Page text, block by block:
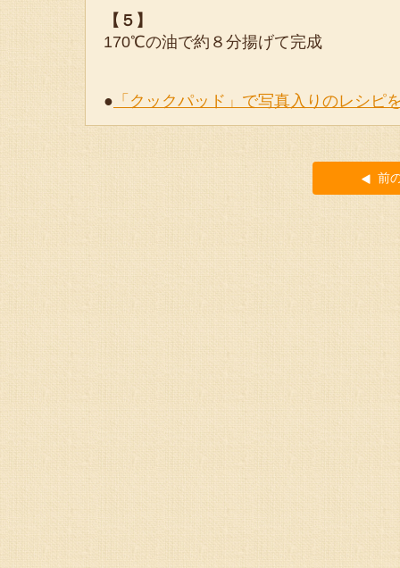
【５】
170℃の油で約８分揚げて完成
● 「クックパッド」で写真入りのレシピ
前